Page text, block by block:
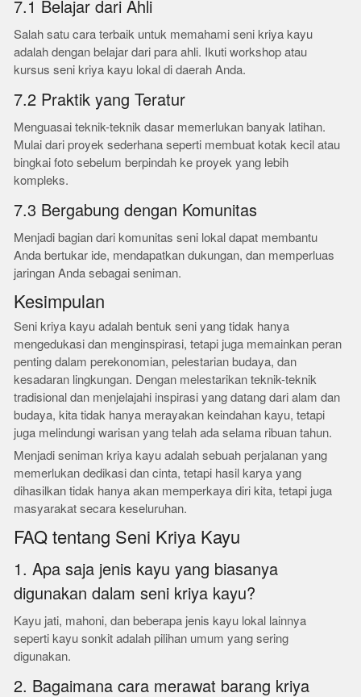
7.1 Belajar dari Ahli
Salah satu cara terbaik untuk memahami seni kriya kayu
adalah dengan belajar dari para ahli. Ikuti workshop atau
kursus seni kriya kayu lokal di daerah Anda.
7.2 Praktik yang Teratur
Menguasai teknik-teknik dasar memerlukan banyak latihan.
Mulai dari proyek sederhana seperti membuat kotak kecil atau
bingkai foto sebelum berpindah ke proyek yang lebih
kompleks.
7.3 Bergabung dengan Komunitas
Menjadi bagian dari komunitas seni lokal dapat membantu
Anda bertukar ide, mendapatkan dukungan, dan memperluas
jaringan Anda sebagai seniman.
Kesimpulan
Seni kriya kayu adalah bentuk seni yang tidak hanya
mengedukasi dan menginspirasi, tetapi juga memainkan peran
penting dalam perekonomian, pelestarian budaya, dan
kesadaran lingkungan. Dengan melestarikan teknik-teknik
tradisional dan menjelajahi inspirasi yang datang dari alam dan
budaya, kita tidak hanya merayakan keindahan kayu, tetapi
juga melindungi warisan yang telah ada selama ribuan tahun.
Menjadi seniman kriya kayu adalah sebuah perjalanan yang
memerlukan dedikasi dan cinta, tetapi hasil karya yang
dihasilkan tidak hanya akan memperkaya diri kita, tetapi juga
masyarakat secara keseluruhan.
FAQ tentang Seni Kriya Kayu
1. Apa saja jenis kayu yang biasanya
digunakan dalam seni kriya kayu?
Kayu jati, mahoni, dan beberapa jenis kayu lokal lainnya
seperti kayu sonkit adalah pilihan umum yang sering
digunakan.
2. Bagaimana cara merawat barang kriya